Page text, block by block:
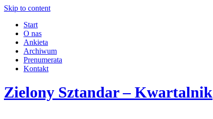
Skip to content
Start
O nas
Ankieta
Archiwum
Prenumerata
Kontakt
Zielony Sztandar – Kwartalnik